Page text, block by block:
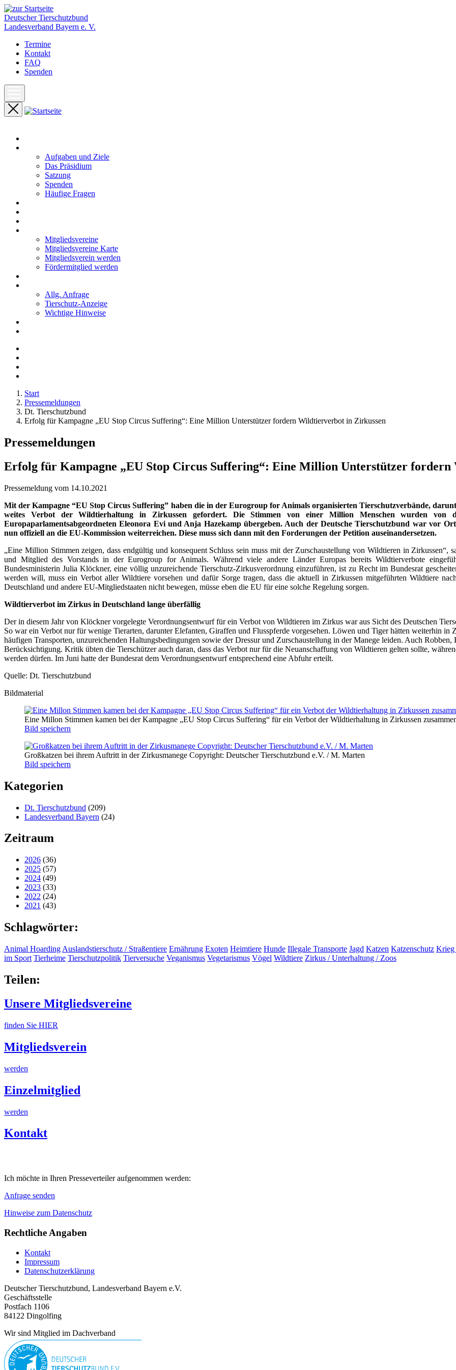
Deutscher Tierschutzbund
Landesverband Bayern e. V.
Termine
Kontakt
FAQ
Spenden
Aufgaben und Ziele
Das Präsidium
Satzung
Spenden
Häufige Fragen
Mitgliedsvereine
Mitgliedsvereine Karte
Mitgliedsverein werden
Fördermitglied werden
Allg. Anfrage
Tierschutz-Anzeige
Wichtige Hinweise
Start
Pressemeldungen
Dt. Tierschutzbund
Erfolg für Kampagne „EU Stop Circus Suffering“: Eine Million Unterstützer fordern Wildtierverbot in Zirkussen
Pressemeldungen
Erfolg für Kampagne „EU Stop Circus Suffering“: Eine Million Unterstützer
Pressemeldung vom 14.10.2021
Mit der Kampagne “EU Stop Circus Suffering” haben die in der Eurogroup for Animals organisierten Tierschutzverbände,
weites Verbot der Wildtierhaltung in Zirkussen gefordert. Die Stimmen von einer Million Menschen wurden von
Europaparlamentsabgeordneten Eleonora Evi und Anja Hazekamp übergeben. Auch der Deutsche Tierschutzbund war vor
nun offiziell an die EU-Kommission weiterreichen. Diese muss sich dann mit den Forderungen der Petition auseinandersetzen.
„Eine Million Stimmen zeigen, dass endgültig und konsequent Schluss sein muss mit der Zurschaustellung von Wildtieren in Zirkussen“,
und Mitglied des Vorstands in der Eurogroup for Animals. Während viele andere Länder Europas bereits Wildtierverbote
Bundesministerin Julia Klöckner, eine völlig unzureichende Tierschutz-Zirkusverordnung einzuführen, ist zu Recht im Bundesrat
werden will, muss ein Verbot aller Wildtiere vorsehen und dafür Sorge tragen, dass die aktuell in Zirkussen mitgeführten Wildtiere
Deutschland und andere EU-Mitgliedstaaten nicht bewegen, müsse eben die EU für eine solche Regelung sorgen.
Wildtierverbot im Zirkus in Deutschland lange überfällig
Der in diesem Jahr von Klöckner vorgelegte Verordnungsentwurf für ein Verbot von Wildtieren im Zirkus war aus Sicht des Deutschen
So war ein Verbot nur für wenige Tierarten, darunter Elefanten, Giraffen und Flusspferde vorgesehen. Löwen und Tiger hätten weiterhin
häufigen Transporten, unzureichenden Haltungsbedingungen sowie der Dressur und Zurschaustellung in der Manege leiden. Auch
Berücksichtigung. Kritik übten die Tierschützer auch daran, dass das Verbot nur für die Neuanschaffung von Wildtieren gelten sollte,
werden dürfen. Im Juni hatte der Bundesrat dem Verordnungsentwurf entsprechend eine Abfuhr erteilt.
Quelle: Dt. Tierschutzbund
Bildmaterial
Eine Millon Stimmen kamen bei der Kampagne „EU Stop Circus Suffering“ für ein Verbot der Wildtierhaltung in Zirkussen
Bild speichern
Großkatzen bei ihrem Auftritt in der Zirkusmanege Copyright: Deutscher Tierschutzbund e.V. / M. Marten
Bild speichern
Kategorien
Dt. Tierschutzbund (209)
Landesverband Bayern (24)
Zeitraum
2026 (36)
2025 (57)
2024 (49)
2023 (33)
2022 (24)
2021 (43)
Schlagwörter:
Animal Hoarding Auslandstierschutz / Straßentiere Ernährung Exoten Heimtiere Hunde Illegale Transporte Jagd Katzen Katzenschutz Krieg
im Sport Tierheime Tierschutzpolitik Tierversuche Veganismus Vegetarismus Vögel Wildtiere Zirkus / Unterhaltung / Zoos
Teilen:
Unsere Mitgliedsvereine
finden Sie HIER
Mitgliedsverein
werden
Einzelmitglied
werden
Kontakt
Ich möchte in Ihren Presseverteiler aufgenommen werden:
Anfrage senden
Hinweise zum Datenschutz
Rechtliche Angaben
Kontakt
Impressum
Datenschutzerklärung
Deutscher Tierschutzbund, Landesverband Bayern e.V.
Geschäftsstelle
Postfach 1106
84122 Dingolfing
Wir sind Mitglied im Dachverband